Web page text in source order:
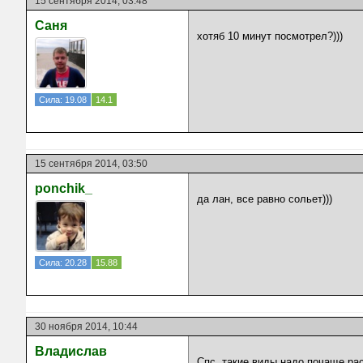
Саня
Сила: 19.08 14.1
хотяб 10 минут посмотрел?)))
15 сентября 2014, 03:50
ponchik_
Сила: 20.28 15.88
да лан, все равно сольет)))
30 ноября 2014, 10:44
Владислав